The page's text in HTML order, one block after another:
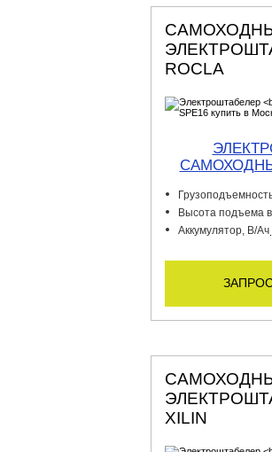
ROCLA
Высота подъема
Аккумулятор, В/Ач
XILIN